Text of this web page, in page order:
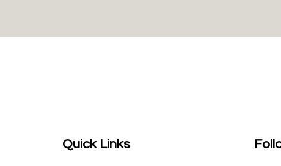
EAC 證書與 EAC 聲明之區別
歐
Quick Links